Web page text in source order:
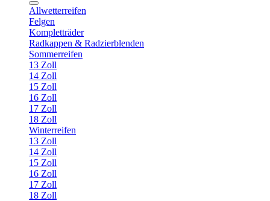
Allwetterreifen
Felgen
Kompletträder
Radkappen & Radzierblenden
Sommerreifen
13 Zoll
14 Zoll
15 Zoll
16 Zoll
17 Zoll
18 Zoll
Winterreifen
13 Zoll
14 Zoll
15 Zoll
16 Zoll
17 Zoll
18 Zoll